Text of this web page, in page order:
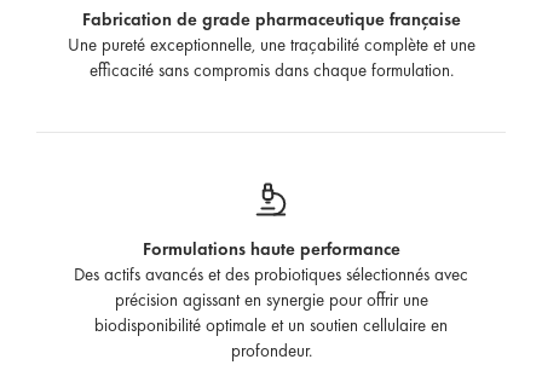
Fabrication de grade pharmaceutique française
Une pureté exceptionnelle, une traçabilité complète et une
efficacité sans compromis dans chaque formulation.
Formulations haute performance
Des actifs avancés et des probiotiques sélectionnés avec
précision agissant en synergie pour offrir une
biodisponibilité optimale et un soutien cellulaire en
profondeur.